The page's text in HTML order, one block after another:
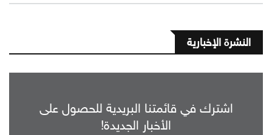
النشرة الإخبارية
اشترك في قائمتنا البريدية للحصول على
الأخبار الجديدة!